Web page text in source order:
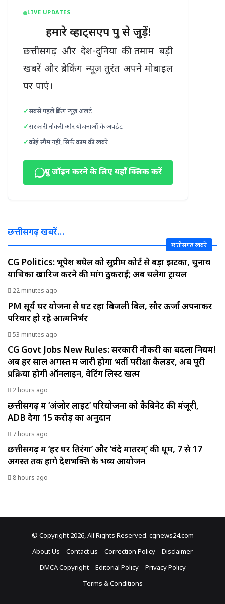
विकसित
LIVE UPDATES
हमारे व्हाट्सएप ग्रुप से जुड़ें!
छत्तीसगढ़ और देश-दुनिया की तमाम बड़ी
खबरें और ब्रेकिंग न्यूज़ तुरंत अपने मोबाइल
पर पाएं।
सबसे पहले ब्रेकिंग न्यूज़ अलर्ट
सरकारी नौकरी और योजनाओं के अपडेट
कोई स्पैम नहीं, सिर्फ काम की खबरें
ग्रुप जॉइन करने के लिए यहाँ क्लिक करें
छत्तीसगढ़ खबरें…
छत्तीसगढ़ खबरें
CG Politics: भूपेश बघेल को सुप्रीम कोर्ट से बड़ा झटका, चुनाव
याचिका खारिज करने की मांग ठुकराई; अब चलेगा ट्रायल
22 minutes ago
PM सूर्य घर योजना से घट रहा बिजली बिल, सौर ऊर्जा अपनाकर
परिवार हो रहे आत्मनिर्भर
53 minutes ago
CG Govt Jobs New Rules: सरकारी नौकरी का बदला नियम!
अब हर साल अगस्त में जारी होगा भर्ती परीक्षा कैलेंडर, अब पूरी
प्रक्रिया होगी ऑनलाइन, वेटिंग लिस्ट खत्म
2 hours ago
छत्तीसगढ़ में ‘अंजोर लाइट’ परियोजना को कैबिनेट की मंजूरी,
ADB देगा 15 करोड़ का अनुदान
7 hours ago
छत्तीसगढ़ में ‘हर घर तिरंगा’ और ‘वंदे मातरम्’ की धूम, 7 से 17
अगस्त तक होंगे देशभक्ति के भव्य आयोजन
8 hours ago
© Copyright 2026, All Rights Reserved. cgnews24.com
About Us
Contact us Correction Policy
Disclaimer
DMCA Copyright
Editorial Policy
Privacy Policy
Terms & Conditions